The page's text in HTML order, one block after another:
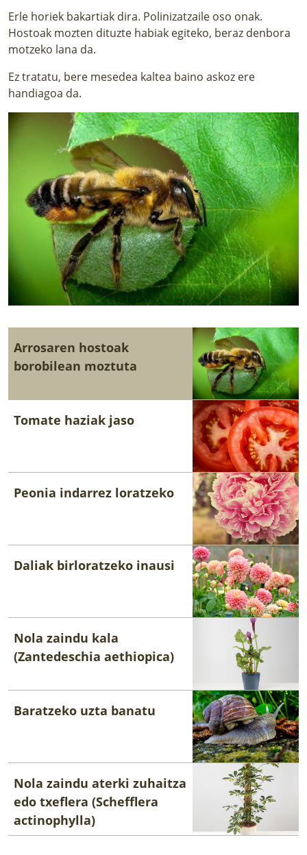
Erle horiek bakartiak dira. Polinizatzaile oso onak.
Hostoak mozten dituzte habiak egiteko, beraz denbora
motzeko lana da.
Ez tratatu, bere mesedea kaltea baino askoz ere
handiagoa da.
Arrosaren hostoak
borobilean moztuta
Tomate haziak jaso
Peonia indarrez loratzeko
Daliak birloratzeko inausi
Nola zaindu kala
(Zantedeschia aethiopica)
Baratzeko uzta banatu
Nola zaindu aterki zuhaitza
edo txeflera (Schefflera
actinophylla)